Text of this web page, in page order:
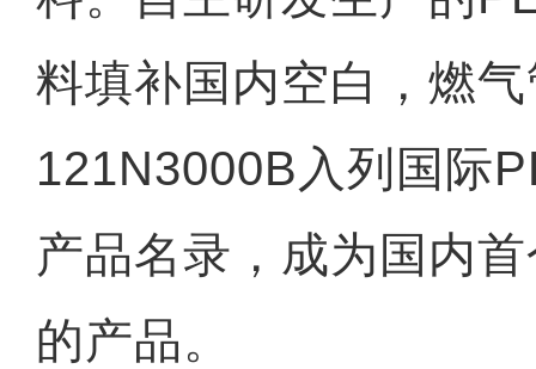
料填补国内空白，燃
121N3000B入列国际
产品名录，成为国内
的产品。